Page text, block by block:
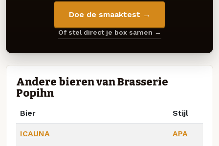
Doe de smaaktest →
Of stel direct je box samen →
Andere bieren van Brasserie
Popihn
Bier Stijl
ICAUNA APA